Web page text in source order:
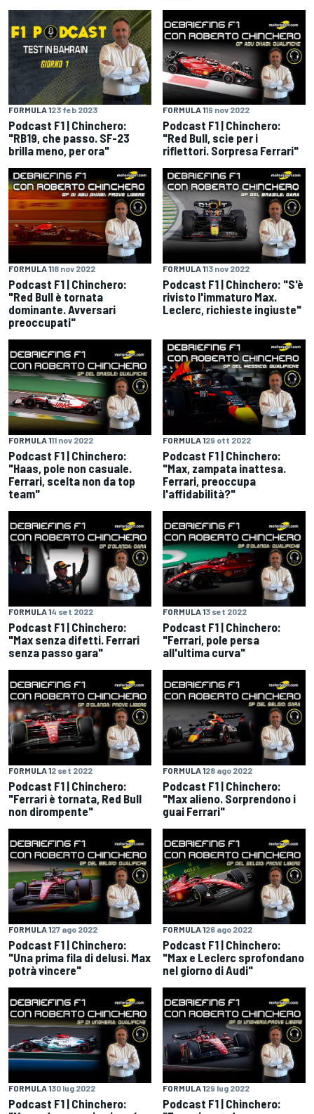
FORMULA 123 feb 2023
Podcast F1 | Chinchero:
"RB19, che passo. SF-23
brilla meno, per ora"
FORMULA 119 nov 2022
Podcast F1 | Chinchero:
"Red Bull, scie per i
riflettori. Sorpresa Ferrari"
FORMULA 118 nov 2022
Podcast F1 | Chinchero:
"Red Bull è tornata
dominante. Avversari
preoccupati"
FORMULA 113 nov 2022
Podcast F1 | Chinchero: "S'è
rivisto l'immaturo Max.
Leclerc, richieste ingiuste"
FORMULA 111 nov 2022
Podcast F1 | Chinchero:
"Haas, pole non casuale.
Ferrari, scelta non da top
team"
FORMULA 129 ott 2022
Podcast F1 | Chinchero:
"Max, zampata inattesa.
Ferrari, preoccupa
l'affidabilità?"
FORMULA 14 set 2022
Podcast F1 | Chinchero:
"Max senza difetti. Ferrari
senza passo gara"
FORMULA 13 set 2022
Podcast F1 | Chinchero:
"Ferrari, pole persa
all'ultima curva"
FORMULA 12 set 2022
Podcast F1 | Chinchero:
"Ferrari è tornata, Red Bull
non dirompente"
FORMULA 128 ago 2022
Podcast F1 | Chinchero:
"Max alieno. Sorprendono i
guai Ferrari"
FORMULA 127 ago 2022
Podcast F1 | Chinchero:
"Una prima fila di delusi. Max
potrà vincere"
FORMULA 126 ago 2022
Podcast F1 | Chinchero:
"Max e Leclerc sprofondano
nel giorno di Audi"
FORMULA 130 lug 2022
Podcast F1 | Chinchero:
FORMULA 129 lug 2022
Podcast F1 | Chinchero: